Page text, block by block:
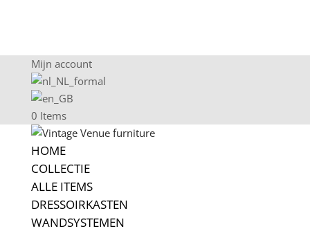
Mijn account
0 Items
HOME
COLLECTIE
ALLE ITEMS
DRESSOIRKASTEN
WANDSYSTEMEN